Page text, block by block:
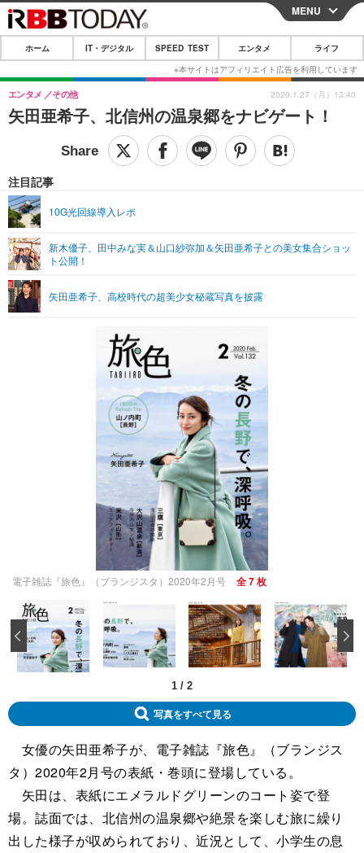
CLOSE
ホーム
IT・デジタル
IT・デジタルTOP スマートフォン
ネタ ガジェット・ツール
SPEED TEST
エンタメ
音楽 スポーツ
ライフ
ペット ショッピング
その他
リリース一覧
プッシュ通知の停止方法
MENU
ホーム IT・デジタル SPEED TEST エンタメ ライフ
矢田亜希子、北信州の温泉郷をナビゲート！
エンタメ その他
注目記事
10G光回線導入レポ
新木優子、田中みな実＆山口紗弥加＆矢田亜希子との美女集合ショッ
ト公開！
矢田亜希子、高校時代の超美少女秘蔵写真を披露
2020.1.27（月）13:40
電子雑誌『旅色』（ブランジスタ）2020年2月号 全 7 枚
1 / 2
‹
写真をすべて見る
女優の矢田亜希子が、電子雑誌『旅色』（ブランジス
タ）2020年2月号の表紙・巻頭に登場している。
矢田は、表紙にエメラルドグリーンのコート姿で登
場。誌面では、北信州の温泉郷や絶景を楽しむ旅に繰り
出した様子が収められており、近況として、小学生の息